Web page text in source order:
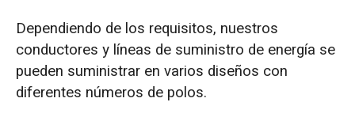
Dependiendo de los requisitos, nuestros
conductores y líneas de suministro de energía se
pueden suministrar en varios diseños con
diferentes números de polos.